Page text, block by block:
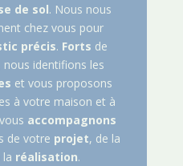
de sol. Nous nous
chez vous pour
précis. Forts de
nous identifions les
et vous proposons
à votre maison et à
accompagnons
de votre projet, de la
la réalisation.